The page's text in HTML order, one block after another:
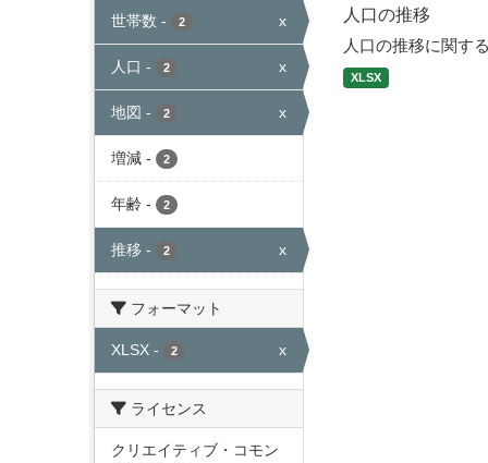
世帯数 - 2 x
人口 - 2 x
地図 - 2 x
増減 - 2
年齢 - 2
推移 - 2 x
フォーマット
XLSX - 2 x
ライセンス
クリエイティブ・コモン
人口の推移
人口の推移に関す
XLSX